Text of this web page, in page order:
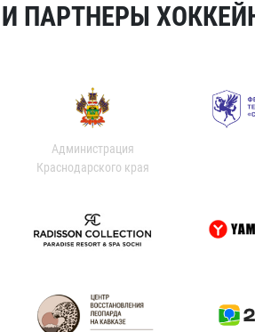
ПАРТНЕРЫ
Администрация
Краснодарского края